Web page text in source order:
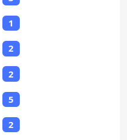
1
2
2
5
2